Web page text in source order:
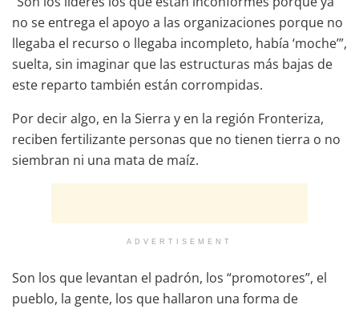
no se entrega el apoyo a las organizaciones porque no
llegaba el recurso o llegaba incompleto, había ‘moche’”,
suelta, sin imaginar que las estructuras más bajas de
este reparto también están corrompidas.
Por decir algo, en la Sierra y en la región Fronteriza,
reciben fertilizante personas que no tienen tierra o no
siembran ni una mata de maíz.
ADVERTISEMENT
Son los que levantan el padrón, los “promotores”, el
pueblo, la gente, los que hallaron una forma de